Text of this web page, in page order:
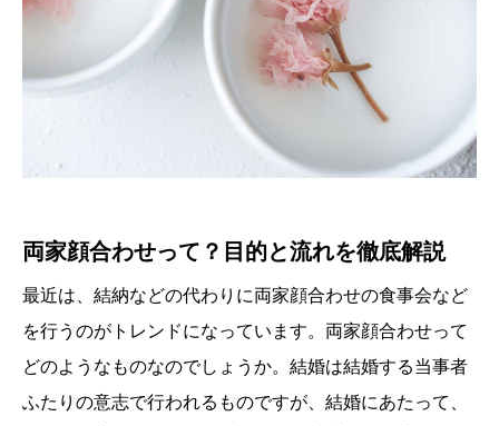
両家顔合わせって？目的と流れを徹底解説
最近は、結納などの代わりに両家顔合わせの食事会など
を行うのがトレンドになっています。両家顔合わせって
どのようなものなのでしょうか。結婚は結婚する当事者
ふたりの意志で行われるものですが、結婚にあたって、